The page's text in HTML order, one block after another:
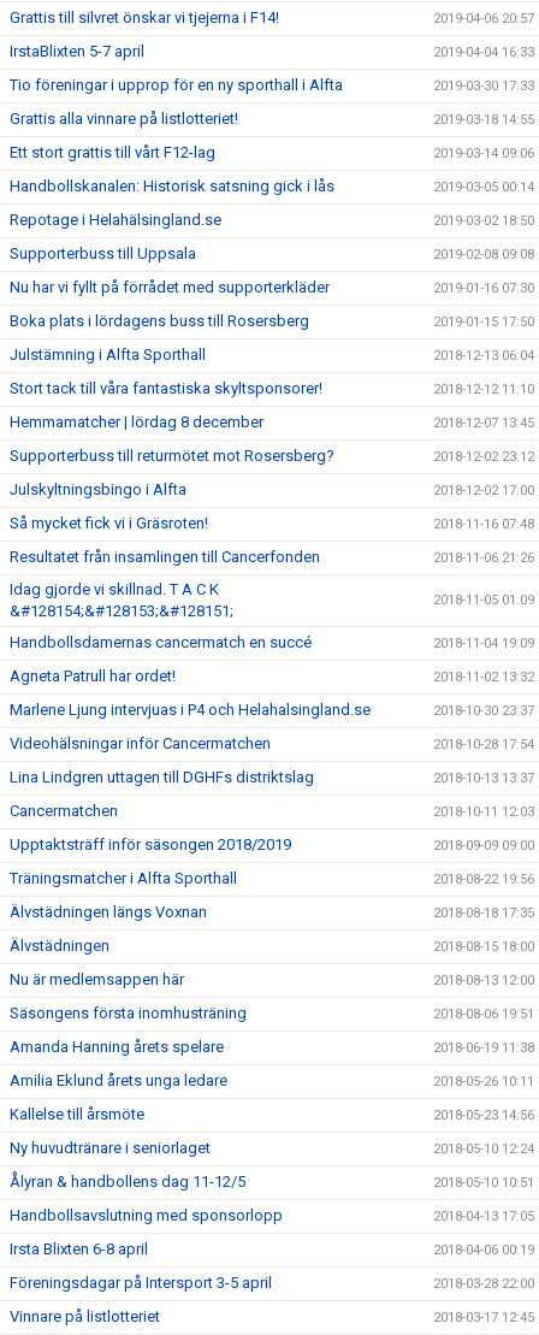
Grattis till silvret önskar vi tjejerna i F14! 2019-04-06 20:57
IrstaBlixten 5-7 april 2019-04-04 16:33
Tio föreningar i upprop för en ny sporthall i Alfta 2019-03-30 17:33
Grattis alla vinnare på listlotteriet! 2019-03-18 14:55
Ett stort grattis till vårt F12-lag 2019-03-14 09:06
Handbollskanalen: Historisk satsning gick i lås 2019-03-05 00:14
Repotage i Helahälsingland.se 2019-03-02 18:50
Supporterbuss till Uppsala 2019-02-08 09:08
Nu har vi fyllt på förrådet med supporterkläder 2019-01-16 07:30
Boka plats i lördagens buss till Rosersberg 2019-01-15 17:50
Julstämning i Alfta Sporthall 2018-12-13 06:04
Stort tack till våra fantastiska skyltsponsorer! 2018-12-12 11:10
Hemmamatcher | lördag 8 december 2018-12-07 13:45
Supporterbuss till returmötet mot Rosersberg? 2018-12-02 23:12
Julskyltningsbingo i Alfta 2018-12-02 17:00
Så mycket fick vi i Gräsroten! 2018-11-16 07:48
Resultatet från insamlingen till Cancerfonden 2018-11-06 21:26
Idag gjorde vi skillnad. T A C K
&#128154;&#128153;&#128151;
2018-11-05 01:09
Handbollsdamernas cancermatch en succé 2018-11-04 19:09
Agneta Patrull har ordet! 2018-11-02 13:32
Marlene Ljung intervjuas i P4 och Helahalsingland.se 2018-10-30 23:37
Videohälsningar inför Cancermatchen 2018-10-28 17:54
Lina Lindgren uttagen till DGHFs distriktslag 2018-10-13 13:37
Cancermatchen 2018-10-11 12:03
Upptaktsträff inför säsongen 2018/2019 2018-09-09 09:00
Träningsmatcher i Alfta Sporthall 2018-08-22 19:56
Älvstädningen längs Voxnan 2018-08-18 17:35
Älvstädningen 2018-08-15 18:00
Nu är medlemsappen här 2018-08-13 12:00
Säsongens första inomhusträning 2018-08-06 19:51
Amanda Hanning årets spelare 2018-06-19 11:38
Amilia Eklund årets unga ledare 2018-05-26 10:11
Kallelse till årsmöte 2018-05-23 14:56
Ny huvudtränare i seniorlaget 2018-05-10 12:24
Ålyran & handbollens dag 11-12/5 2018-05-10 10:51
Handbollsavslutning med sponsorlopp 2018-04-13 17:05
Irsta Blixten 6-8 april 2018-04-06 00:19
Föreningsdagar på Intersport 3-5 april 2018-03-28 22:00
Vinnare på listlotteriet 2018-03-17 12:45